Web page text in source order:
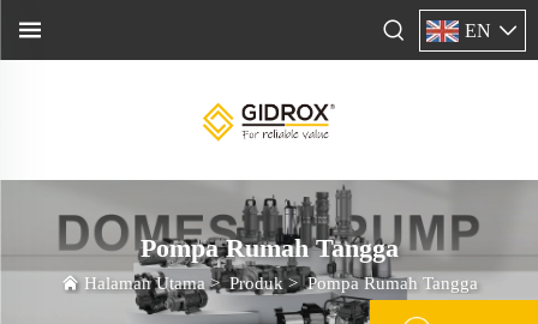
EN
Pompa Rumah Tangga
Halaman Utama >Produk>Pompa Rumah Tangga